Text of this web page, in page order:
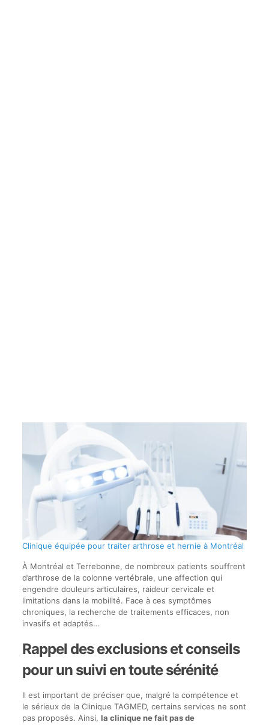
Clinique équipée pour traiter arthrose et hernie à Montréal
À Montréal et Terrebonne, de nombreux patients souffrent
d’arthrose de la colonne vertébrale, une affection qui
engendre douleurs articulaires, raideur cervicale et
limitations dans la mobilité. Face à ces symptômes
chroniques, la recherche de traitements efficaces, non
invasifs et adaptés…
Rappel des exclusions et conseils
pour un suivi en toute sérénité
Il est important de préciser que, malgré la compétence et
le sérieux de la Clinique TAGMED, certains services ne sont
pas proposés. Ainsi, la clinique ne fait pas de